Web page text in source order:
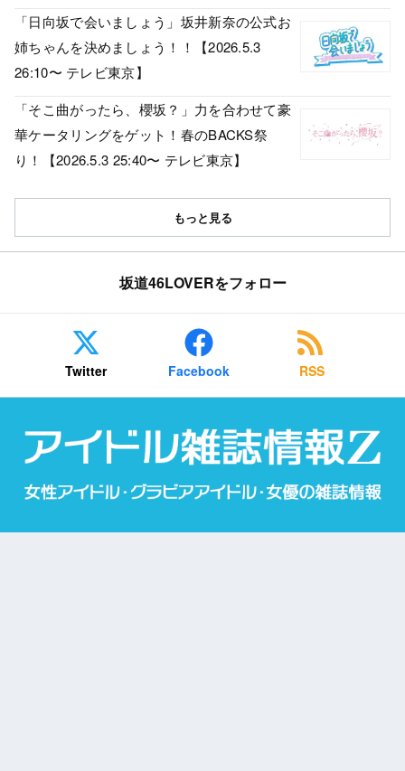
「日向坂で会いましょう」坂井新奈の公式お
姉ちゃんを決めましょう！！【2026.5.3
26:10〜 テレビ東京】
「そこ曲がったら、櫻坂？」力を合わせて豪
華ケータリングをゲット！春のBACKS祭
り！【2026.5.3 25:40〜 テレビ東京】
もっと見る
坂道46LOVERをフォロー
Twitter Facebook RSS